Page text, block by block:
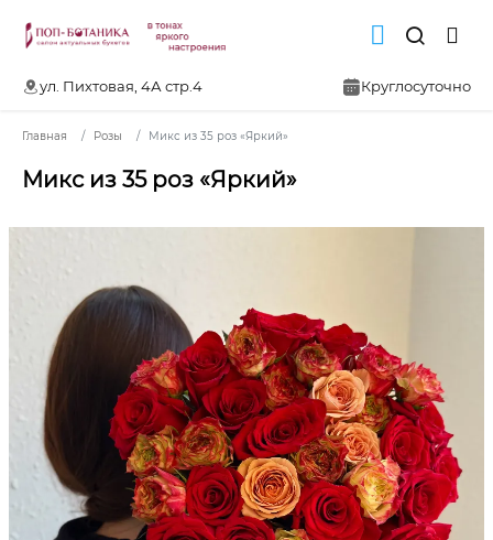
ул. Пихтовая, 4А стр.4 Круглосуточно
Главная Розы Микс из 35 роз «Яркий»
Микс из 35 роз «Яркий»